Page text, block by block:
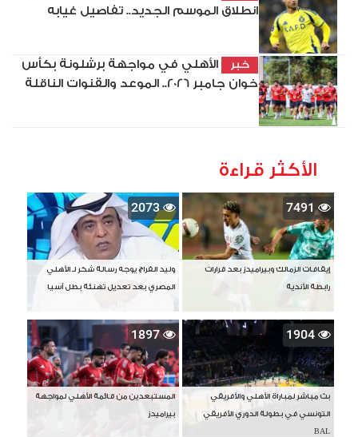
انطلاق الموسم الجديد.. تفاصيل غيابه
خبر
الأهلي في مواجهة برشلونة بكأس
خوان جامبر 2026.. الموعد والقنوات الناقلة
الأكثر قراءة
7491
إيقافات الزمالك وبيراميدز بعد قرارات
رابطة الأندية
2073
وليد الفراج يوجه رسالة شكر لـ الأهلي
المصري بعد تعديل تهنئة بطل آسيا
1904
بث مباشر لمباراة الأهلي والأفريقي
التونسي في بطولة الدوري الأفريقي
BAL
1897
المستبعدين من قائمة الأهلي لمواجهة
بيراميدز